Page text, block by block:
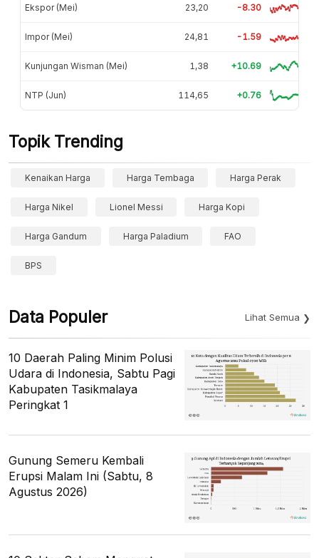
Ekspor (Mei) 23,20 -8.30
Impor (Mei) 24,81 -1.59
Kunjungan Wisman (Mei) 1,38 +10.69
NTP (Jun) 114,65 +0.76
Topik Trending
Kenaikan Harga Harga Tembaga Harga Perak
Harga Nikel Lionel Messi Harga Kopi
Harga Gandum Harga Paladium FAO
BPS
Data Populer Lihat Semua
10 Daerah Paling Minim Polusi
Udara di Indonesia, Sabtu Pagi
Kabupaten Tasikmalaya
Peringkat 1
Gunung Semeru Kembali
Erupsi Malam Ini (Sabtu, 8
Agustus 2026)